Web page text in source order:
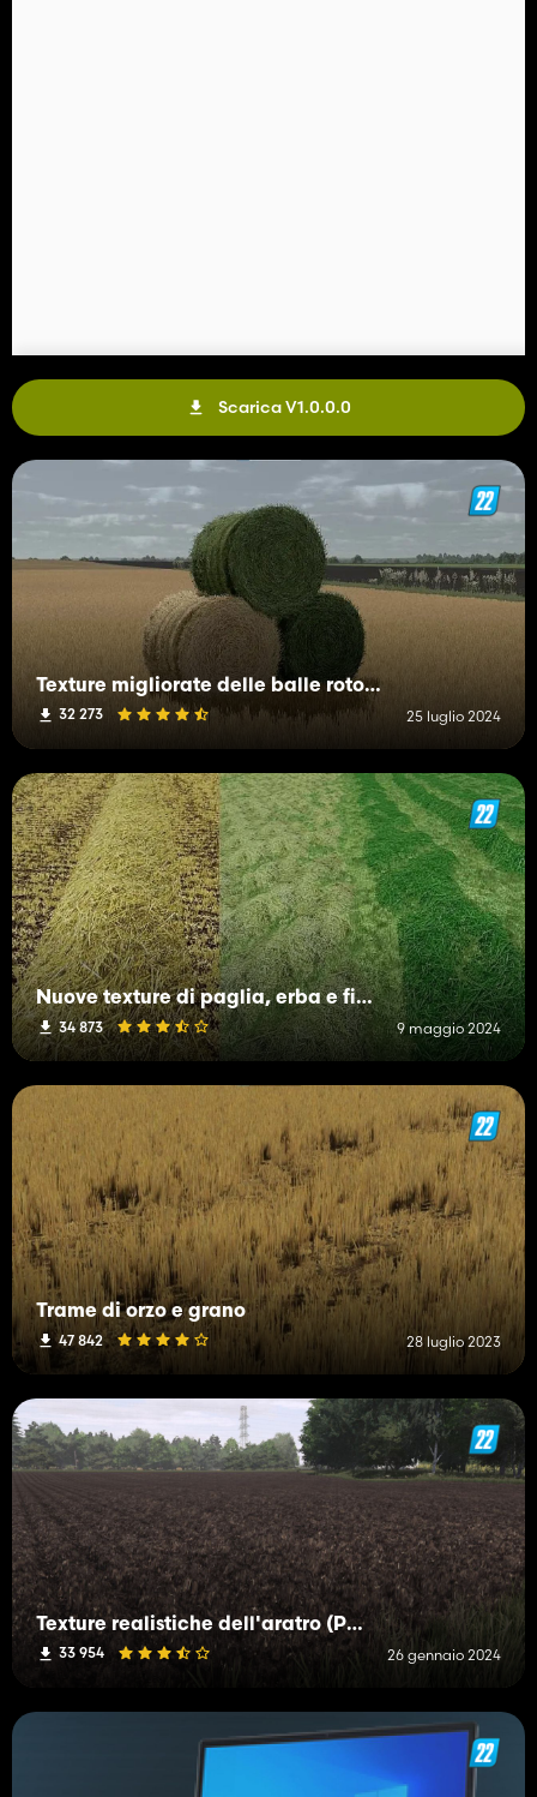
Scarica V1.0.0.0
Texture migliorate delle balle rotonde di fieno, paglia ed erba
32 273 25 luglio 2024
Nuove texture di paglia, erba e fieno
34 873 9 maggio 2024
Trame di orzo e grano
47 842 28 luglio 2023
Texture realistiche dell'aratro (Prefab)
33 954 26 gennaio 2024